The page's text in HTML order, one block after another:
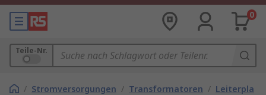
0
Teile-Nr.
/ Stromversorgungen / Transformatoren /